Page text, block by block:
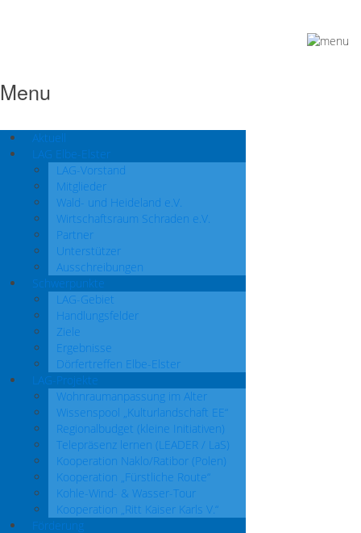
Menu
Aktuell
LAG Elbe-Elster
LAG-Vorstand
Mitglieder
Wald- und Heideland e.V.
Wirtschaftsraum Schraden e.V.
Partner
Unterstützer
Ausschreibungen
Schwerpunkte
LAG-Gebiet
Handlungsfelder
Ziele
Ergebnisse
Dörfertreffen Elbe-Elster
LAG-Projekte
Wohnraumanpassung im Alter
Wissenspool „Kulturlandschaft EE“
Regionalbudget (kleine Initiativen)
Telepräsenz lernen (LEADER / LaS)
Kooperation Naklo/Ratibor (Polen)
Kooperation „Fürstliche Route“
Kohle-Wind- & Wasser-Tour
Kooperation „Ritt Kaiser Karls V.“
Förderung